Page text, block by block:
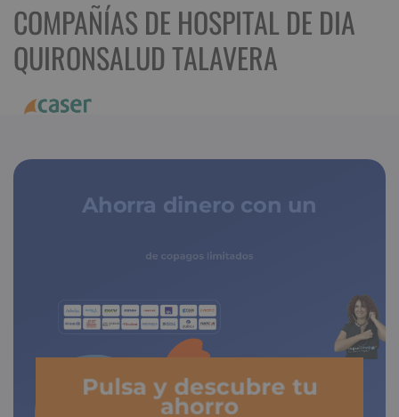
COMPAÑÍAS DE HOSPITAL DE DIA
QUIRONSALUD TALAVERA
Ahorra dinero con un
de copagos limitados
Pulsa y descubre tu
ahorro